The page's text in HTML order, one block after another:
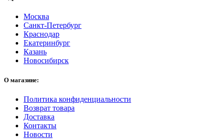
Москва
Санкт-Петербург
Краснодар
Екатеринбург
Казань
Новосибирск
О магазине:
Политика конфиденциальности
Возврат товара
Доставка
Контакты
Новости